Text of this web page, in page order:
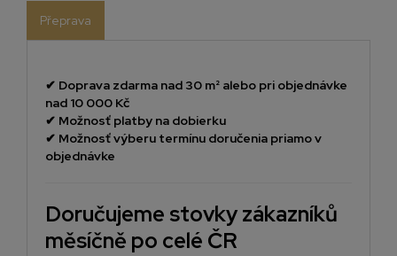
Přeprava
✔ Doprava zdarma nad 30 m² alebo pri objednávke
nad 10 000 Kč
✔ Možnosť platby na dobierku
✔ Možnosť výberu termínu doručenia priamo v
objednávke
Doručujeme stovky zákazníků
měsíčně po celé ČR